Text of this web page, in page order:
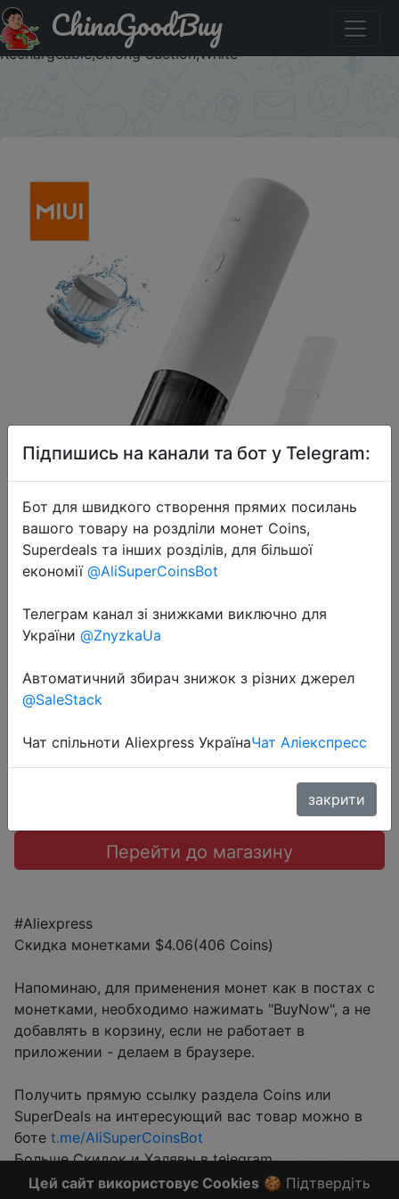
Придбати по знижці MIUI Cordless Handheld Vacuum
Cleaner for Laptop & Car,Portable & Multifunctional,USB
Rechargeable,Strong Suction,White
ChinaGoodBuy
2024-03-29
MIUI Cordless Handheld Vacuum
Cleaner for Laptop & Car,Portable &
Rechargeable,Strong Suction,White
$14.62
Sale
Перейти до магазину
#Aliexpress
Скидка монетками $4.06(406 Coins)
Напоминаю, для применения монет как в постах с
монетками, необходимо нажимать "BuyNow", а не
добавлять в корзину, если не работает в
приложении - делаем в браузере.
Получить прямую ссылку раздела Coins или
SuperDeals на интересующий вас товар можно в
боте t.me/AliSuperCoinsBot
Больше Скидок и Халявы в telegram
t.me/%2B8jHVizJO6XY3M2Qy
Цей сайт використовує Cookies 🍪 Підтвердіть
Підпишись на канали та бот у Telegram:
Бот для швидкого створення прямих посилань
вашого товару на роздліли монет Coins,
Superdeals та інших розділів, для більшої
економії @AliSuperCoinsBot
Телеграм канал зі знижками виключно для
України @ZnyzkaUa
Автоматичний збирач знижок з різних джерел
@SaleStack
Чат спільноти Aliexpress УкраїнаЧат Аліекспресс
закрити